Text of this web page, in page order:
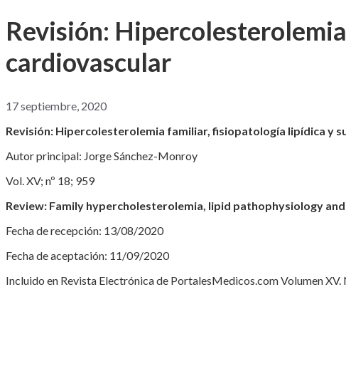
Revisión:
cardiovascular
17 septiembre, 2020
Revisión: Hipercolesterolemia familiar, fisiopatología lipídica y
Autor principal: Jorge Sánchez-Monroy
Vol. XV; nº 18; 959
Review: Family hypercholesterolemia, lipid pathophysiology
Fecha de recepción: 13/08/2020
Fecha de aceptación: 11/09/2020
Incluido en Revista Electrónica de PortalesMedicos.com Volumen